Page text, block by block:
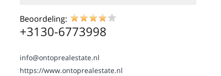
Beoordeling:
+3130-6773998
info@ontoprealestate.nl
https://www.ontoprealestate.nl